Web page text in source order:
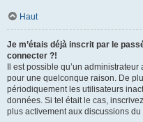
Haut
Je m’étais déjà inscrit par le
connecter ?!
Il est possible qu’un
pour une quelconque raison. De
périodiquement les utilisateurs
données. Si tel était le cas,
plus activement aux discussions du